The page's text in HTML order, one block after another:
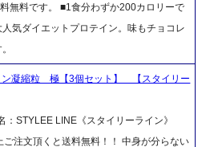
無料です。 ■1食分わずか200カロリーで
気ダイエットプロテイン。味もチョコレ
凝縮粒 極【3個セット】 【スタイリー
STYLEE LINE《スタイリーライン》
注文頂くと送料無料！！ 中身が分らない